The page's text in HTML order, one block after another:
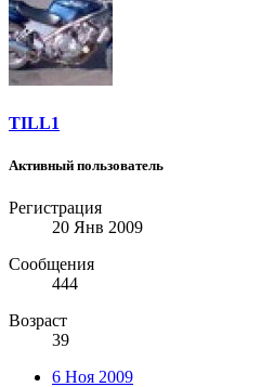
TILL1
Активный пользователь
Регистрация
20 Янв 2009
Сообщения
444
Возраст
39
6 Ноя 2009